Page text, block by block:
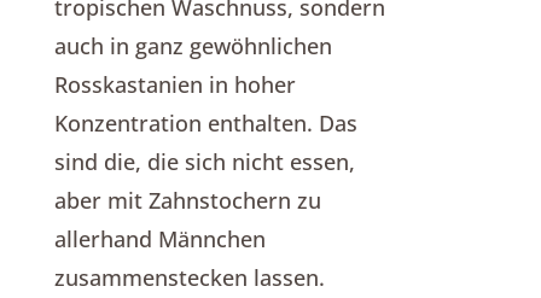
tropischen Waschnuss, sondern
auch in ganz gewöhnlichen
Rosskastanien in hoher
Konzentration enthalten. Das
sind die, die sich nicht essen,
aber mit Zahnstochern zu
allerhand Männchen
zusammenstecken lassen.